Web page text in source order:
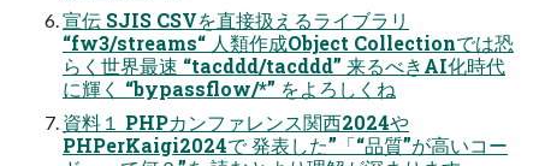
宣伝 SJIS CSVを直接扱えるライブラリ
“fw3/streams“ 人類作成Object Collectionでは恐
らく世界最速 “tacddd/tacddd” 来るべきAI化時代
に輝く “bypassflow/*” をよろしくね
資料１ PHPカンファレンス関西2024や
PHPerKaigi2024で 発表した”「“品質”が高いコー